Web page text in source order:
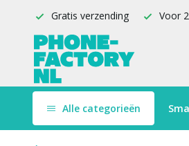
Gratis verzending Voor
Alle categorieën